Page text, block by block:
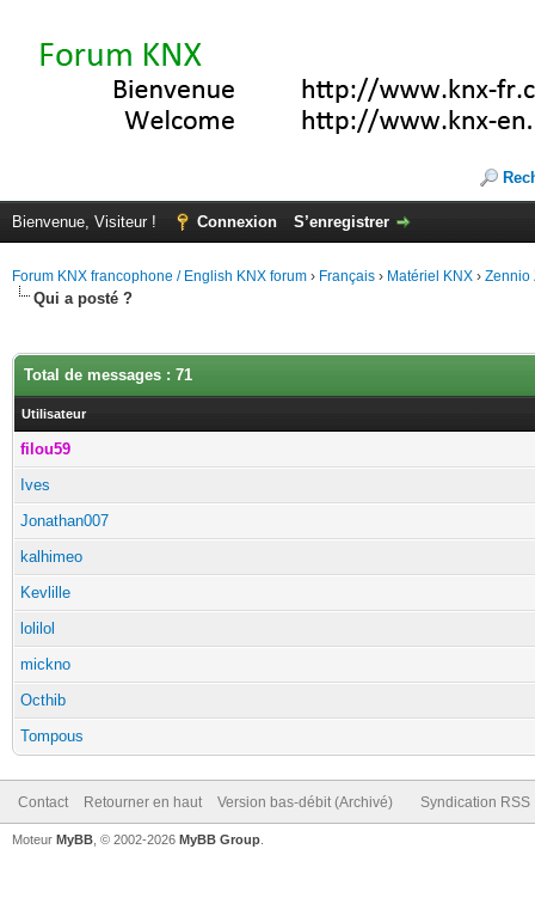
Bienvenue, Visiteur ! Connexion S’enregistrer
Forum KNX francophone / English KNX forum › Français › Matériel KNX › Zennio
Qui a posté ?
Total de messages : 71
Utilisateur
filou59
Ives
Jonathan007
kalhimeo
Kevlille
lolilol
mickno
Octhib
Tompous
Contact Retourner en haut Version bas-débit (Archivé) Syndication RSS
Moteur MyBB , © 2002-2026 MyBB Group